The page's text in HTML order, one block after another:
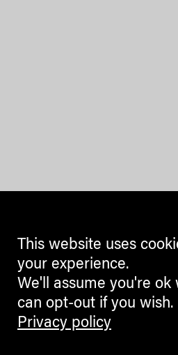
This website uses
your experience.
We'll assume you're ok
can opt-out if you wish.
Privacy policy